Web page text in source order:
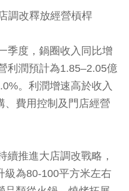
調改釋放經營槓桿
季度，鍋圈收入同比增
利潤預計為1.85–2.05億
。利潤增速高於收入
、費用控制及門店經營
續推進大店調改戰略，
級為80-100平方米左右